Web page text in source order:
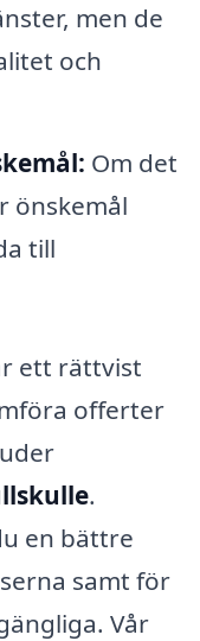
men de
och
Om det
önskemål
till
ett rättvist
offerter
.
en bättre
samt för
Vår